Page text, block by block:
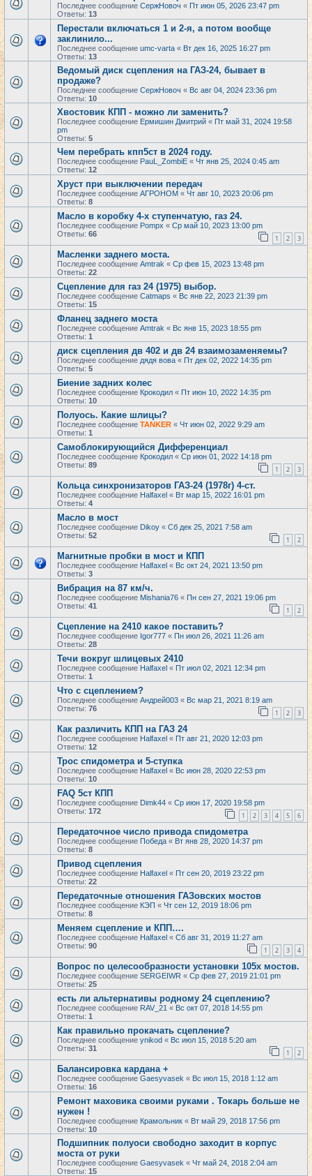
Последнее сообщение СержНовоч « Пт июн 05, 2026 23:47 pm
Ответы: 13
Перестали включаться 1 и 2-я, а потом вообще
заклинило...
Последнее сообщение umc-varta « Вт дек 16, 2025 16:27 pm
Ответы: 13
Ведомый диск сцепления на ГАЗ-24, бывает в
продаже?
Последнее сообщение СержНовоч « Вс авг 04, 2024 23:36 pm
Ответы: 10
Хвостовик КПП - можно ли заменить?
Последнее сообщение Ермишин Дмитрий « Пт май 31, 2024 19:58
pm
Ответы: 5
Чем перебрать кпп5ст в 2024 году.
Последнее сообщение PauL_ZombiE « Чт янв 25, 2024 0:45 am
Ответы: 12
Хруст при выключении передач
Последнее сообщение АГРОНОМ « Чт авг 10, 2023 20:06 pm
Ответы: 8
Масло в коробку 4-х ступенчатую, газ 24.
Последнее сообщение Pompx « Ср май 10, 2023 13:00 pm
Ответы: 66 1 2 3
Масленки заднего моста.
Последнее сообщение Amtrak « Ср фев 15, 2023 13:48 pm
Ответы: 22
Сцепление для газ 24 (1975) выбор.
Последнее сообщение Catmaps « Вс янв 22, 2023 21:39 pm
Ответы: 15
Фланец заднего моста
Последнее сообщение Amtrak « Вс янв 15, 2023 18:55 pm
Ответы: 1
диск сцепления дв 402 и дв 24 взаимозаменяемы?
Последнее сообщение дядя вова « Пт дек 02, 2022 14:35 pm
Ответы: 5
Биение задних колес
Последнее сообщение Крокодил « Пт июн 10, 2022 14:35 pm
Ответы: 10
Полуось. Какие шлицы?
Последнее сообщение TANKER « Чт июн 02, 2022 9:29 am
Ответы: 1
Самоблокирующийся Дифференциал
Последнее сообщение Крокодил « Ср июн 01, 2022 14:18 pm
Ответы: 89 1 2 3
Кольца синхронизаторов ГАЗ-24 (1978г) 4-ст.
Последнее сообщение Halfaxel « Вт мар 15, 2022 16:01 pm
Ответы: 4
Масло в мост
Последнее сообщение Dikoy « Сб дек 25, 2021 7:58 am
Ответы: 52 1 2
Магнитные пробки в мост и КПП
Последнее сообщение Halfaxel « Вс окт 24, 2021 13:50 pm
Ответы: 3
Вибрация на 87 км/ч.
Последнее сообщение Mishania76 « Пн сен 27, 2021 19:06 pm
Ответы: 41 1 2
Сцепление на 2410 какое поставить?
Последнее сообщение Igor777 « Пн июл 26, 2021 11:26 am
Ответы: 28
Течи вокруг шлицевых 2410
Последнее сообщение Halfaxel « Пт июл 02, 2021 12:34 pm
Ответы: 1
Что с сцеплением?
Последнее сообщение Андрей003 « Вс мар 21, 2021 8:19 am
Ответы: 76 1 2 3
Как различить КПП на ГАЗ 24
Последнее сообщение Halfaxel « Пт авг 21, 2020 12:03 pm
Ответы: 12
Трос спидометра и 5-ступка
Последнее сообщение Halfaxel « Вс июн 28, 2020 22:53 pm
Ответы: 10
FAQ 5ст КПП
Последнее сообщение Dimk44 « Ср июн 17, 2020 19:58 pm
Ответы: 172 1 2 3 4 5 6
Передаточное число привода спидометра
Последнее сообщение Победа « Вт янв 28, 2020 14:37 pm
Ответы: 8
Привод сцепления
Последнее сообщение Halfaxel « Пт сен 20, 2019 23:22 pm
Ответы: 22
Передаточные отношения ГАЗовских мостов
Последнее сообщение КЭП « Чт сен 12, 2019 18:06 pm
Ответы: 8
Меняем сцепление и КПП….
Последнее сообщение Halfaxel « Сб авг 31, 2019 11:27 am
Ответы: 90 1 2 3 4
Вопрос по целесообразности установки 105х мостов.
Последнее сообщение SERGEIWR « Ср фев 27, 2019 21:01 pm
Ответы: 25
есть ли альтернативы родному 24 сцеплению?
Последнее сообщение RAV_21 « Вс окт 07, 2018 14:55 pm
Ответы: 1
Как правильно прокачать сцепление?
Последнее сообщение ynikod « Вс июл 15, 2018 5:20 am
Ответы: 31 1 2
Балансировка кардана +
Последнее сообщение Gaesyvasek « Вс июл 15, 2018 1:12 am
Ответы: 16
Ремонт маховика своими руками . Токарь больше не
нужен !
Последнее сообщение Крамольник « Вт май 29, 2018 17:56 pm
Ответы: 10
Подшипник полуоси свободно заходит в корпус
моста от руки
Последнее сообщение Gaesyvasek « Чт май 24, 2018 2:04 am
Ответы: 15